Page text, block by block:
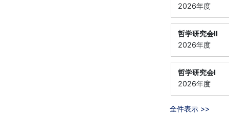
2026年度
哲学研究会Ⅱ
2026年度
哲学研究会Ⅰ
2026年度
全件表示 >>